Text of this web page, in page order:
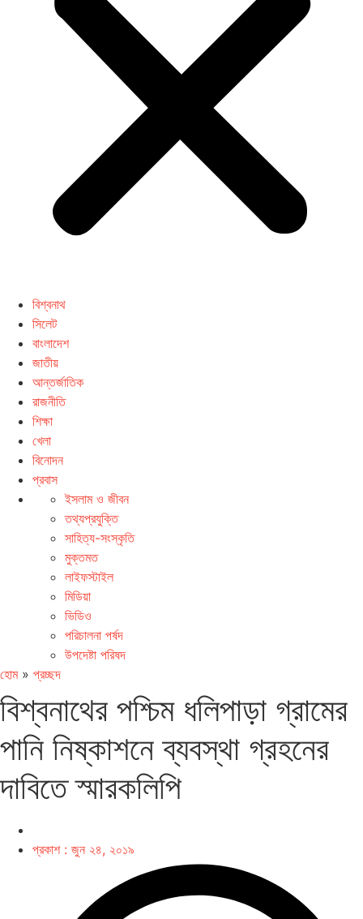
বিশ্বনাথ
সিলেট
বাংলাদেশ
জাতীয়
আন্তর্জাতিক
রাজনীতি
শিক্ষা
খেলা
বিনোদন
প্রবাস
ইসলাম ও জীবন
তথ্যপ্রযুক্তি
সাহিত্য-সংস্কৃতি
মুক্তমত
লাইফস্টাইল
মিডিয়া
ভিডিও
পরিচালনা পর্ষদ
উপদেষ্টা পরিষদ
হোম» প্রচ্ছদ
বিশ্বনাথের পশ্চিম ধলিপাড়া গ্রামের
পানি নিষ্কাশনে ব্যবস্থা গ্রহনের
দাবিতে স্মারকলিপি
প্রকাশ : জুন ২৪, ২০১৯